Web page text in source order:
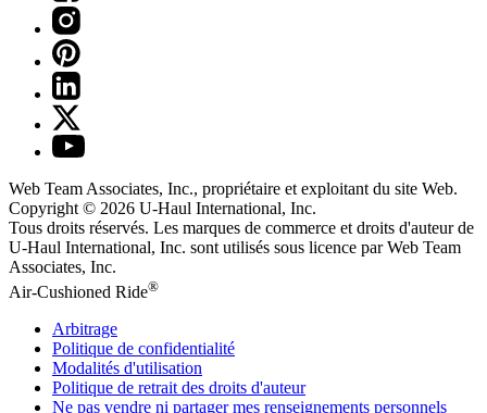
Web Team Associates, Inc., propriétaire et exploitant du site Web.
Copyright © 2026 U-Haul International, Inc.
Tous droits réservés. Les marques de commerce et droits d'auteur de
U-Haul International, Inc. sont utilisés sous licence par Web Team
Associates, Inc.
Air-Cushioned Ride®
Arbitrage
Politique de confidentialité
Modalités d'utilisation
Politique de retrait des droits d'auteur
Ne pas vendre ni partager mes renseignements personnels